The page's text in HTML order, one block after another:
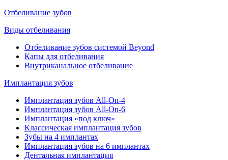
Отбеливание зубов
Виды отбеливания
Отбеливание зубов системой Beyond
Капы для отбеливания
Внутриканальное отбеливание
Имплантация зубов
Имплантация зубов All-On-4
Имплантация зубов All-On-6
Имплантация «под ключ»
Классическая имплантация зубов
Зубы на 4 имплантах
Имплантация зубов на 6 имплантах
Дентальная имплантация